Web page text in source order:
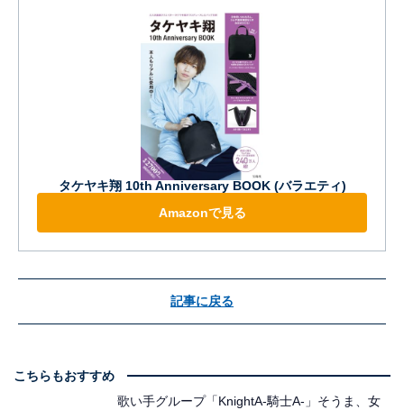
タケヤキ翔 10th Anniversary BOOK (バラエティ)
Amazonで見る
記事に戻る
こちらもおすすめ
歌い手グループ「KnightA-騎士A-」そうま、女